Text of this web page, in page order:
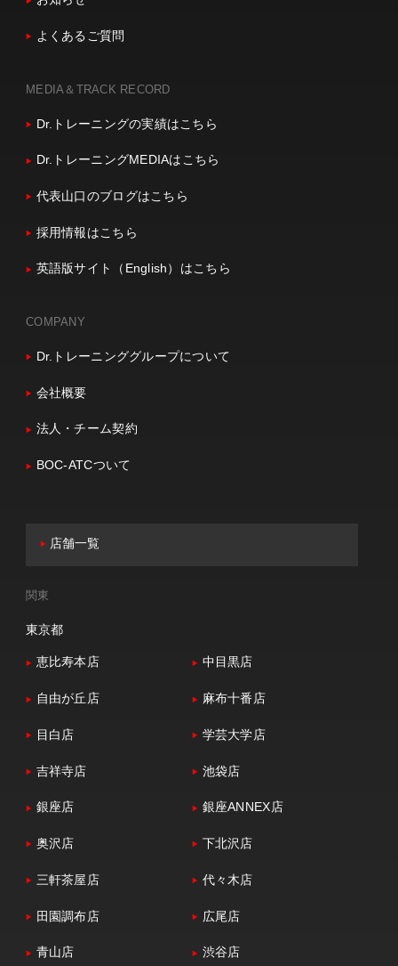
よくあるご質問
MEDIA＆TRACK RECORD
Dr.トレーニングの実績はこちら
Dr.トレーニングMEDIAはこちら
代表山口のブログはこちら
採用情報はこちら
英語版サイト（English）はこちら
COMPANY
Dr.トレーニンググループについて
会社概要
法人・チーム契約
BOC-ATCついて
店舗一覧
関東
東京都
恵比寿本店 中目黒店
自由が丘店 麻布十番店
目白店 学芸大学店
吉祥寺店 池袋店
銀座店 銀座ANNEX店
奥沢店 下北沢店
三軒茶屋店 代々木店
田園調布店 広尾店
青山店 渋谷店